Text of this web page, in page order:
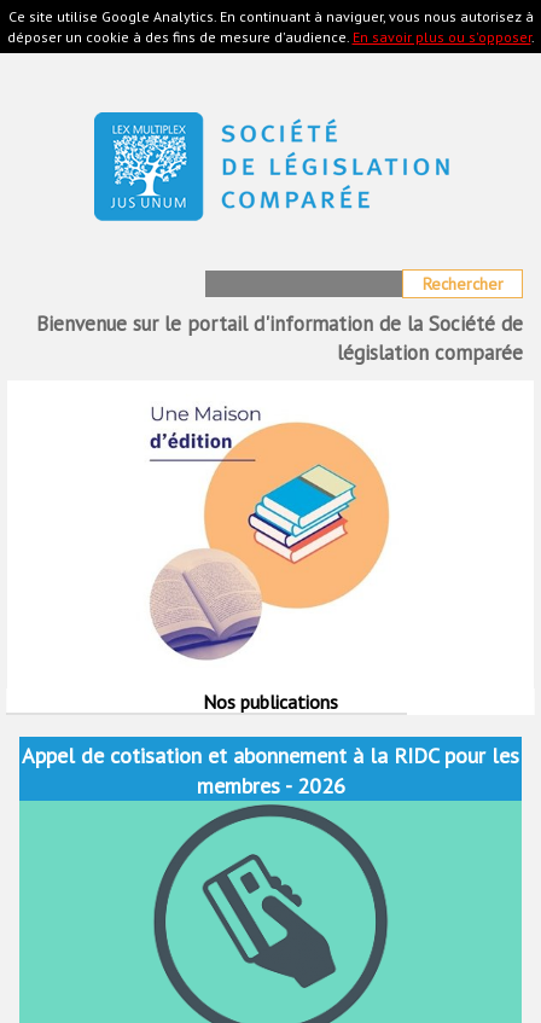
Ce site utilise Google Analytics. En continuant à naviguer, vous nous autorisez à
déposer un cookie à des fins de mesure d'audience. En savoir plus ou s'opposer.
MENU
Bienvenue sur le portail d'information de la Société de
législation comparée
Nos publications
Appel de cotisation et abonnement à la RIDC pour les
membres - 2026